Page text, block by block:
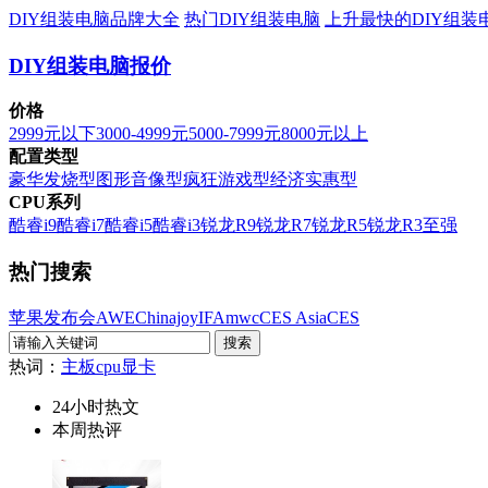
DIY组装电脑品牌大全 热门DIY组装电脑 上升最快的DIY组装
DIY组装电脑报价
价格
2999元以下3000-4999元5000-7999元8000元以上
配置类型
豪华发烧型图形音像型疯狂游戏型经济实惠型
CPU系列
酷睿i9酷睿i7酷睿i5酷睿i3锐龙R9锐龙R7锐龙R5锐龙R3至强
热门搜索
苹果发布会AWEChinajoyIFAmwcCES AsiaCES
热词： 主板cpu显卡
24小时热文
本周热评